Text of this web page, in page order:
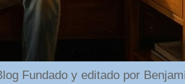
Fundado y editado por